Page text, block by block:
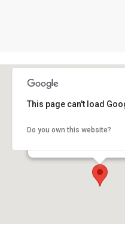
Castelltallat
This page can't load
Do you own this website?